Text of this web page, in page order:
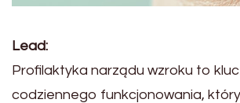
Lead:
Profilaktyka narządu wzroku to
codziennego funkcjonowania, który